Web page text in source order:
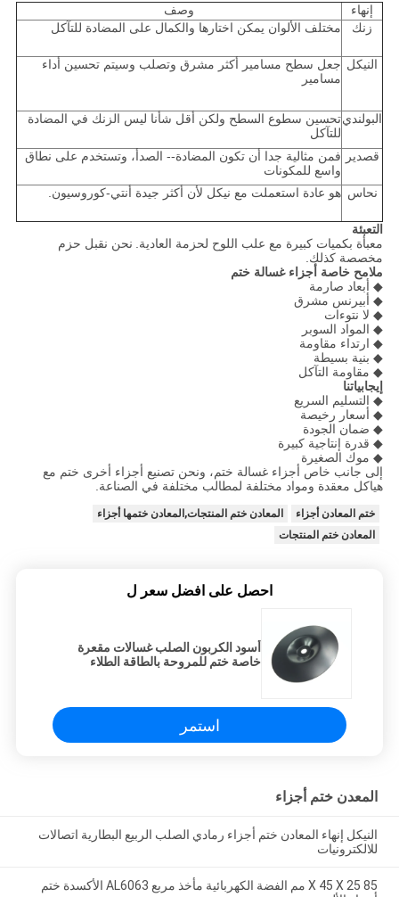
إنهاء
وصف
زنك
مختلف الألوان يمكن اختارها والكمال على المضادة للتآكل
النيكل جعل سطح مسامير أكثر مشرق وتصلب وسيتم تحسين أداء
مسامير
البولنديتحسين سطوع السطح ولكن أقل شأنا ليس الزنك في المضادة
للتآكل
قصدير
فمن مثالية جدا أن تكون المضادة-- الصدأ، وتستخدم على نطاق
واسع للمكونات
نحاس هو عادة استعملت مع نيكل لأن أكثر جيدة أنتي-كوروسيون.
التعبئة
معبأة بكميات كبيرة مع علب اللوح لحزمة العادية. نحن نقبل حزم
مخصصة كذلك.
ملامح خاصة أجزاء غسالة ختم
◆ أبعاد صارمة
◆ أبيرنس مشرق
◆ لا نتوءات
◆ المواد السوبر
◆ ارتداء مقاومة
◆ بنية بسيطة
◆ مقاومة التآكل
إيجابياتنا
◆ التسليم السريع
◆ أسعار رخيصة
◆ ضمان الجودة
◆ قدرة إنتاجية كبيرة
◆ موك الصغيرة
إلى جانب خاص أجزاء غسالة ختم، ونحن تصنيع أجزاء أخرى ختم مع
هياكل معقدة ومواد مختلفة لمطالب مختلفة في الصناعة.
ختم المعادن أجزاء
المعادن ختم المنتجات,المعادن ختمها أجزاء
المعادن ختم المنتجات
احصل على افضل سعر ل
أسود الكربون الصلب غسالات مقعرة
خاصة ختم للمروحة بالطاقة الطلاء
استمر
المعدن ختم أجزاء
النيكل إنهاء المعادن ختم أجزاء رمادي الصلب الربيع البطارية اتصالات
للالكترونيات
85 X 45 X 25 مم الفضة الكهربائية مأخذ مربع AL6063 الأكسدة ختم